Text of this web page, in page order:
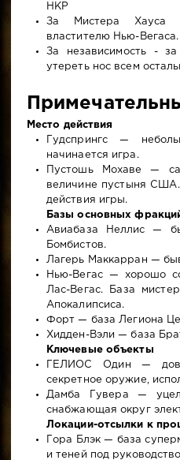
НКР
За Мистера Хауса -
властителю Нью-Вегаса.
За независимость -
утереть нос всем
Место действия
Гудспрингс —
начинается игра.
Пустошь Мохаве —
величине пустыня
действия игры.
Базы основных
Авиабаза Неллис —
Бомбистов.
Лагерь Маккарран —
Нью-Вегас — хорошо
Лас-Вегас. База
Апокалипсиса.
Форт — база Легиона
Хидден-Вэли — база
Ключевые объекты
ГЕЛИОС Один —
секретное оружие,
Дамба Гувера —
снабжающая округ
Локации-отсылки к
Гора Блэк — база
и теней под